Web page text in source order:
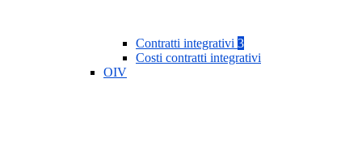
Contratti integrativi 3
Costi contratti integrativi
OIV